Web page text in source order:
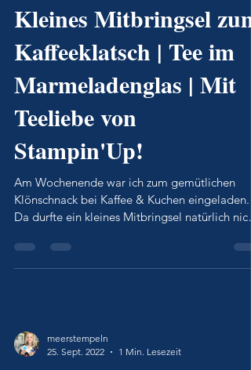
Kleines Mitbringsel zum
Kaffeeklatsch | Tee im
Marmeladenglas | Mit
Teeliebe von
Stampin'Up!
Am Wochenende war ich zum gemütlichen
Klönschnack bei Kaffee & Kuchen eingeladen.
Da durfte ein kleines Mitbringsel natürlich nicht
meerstempeln
25. Sept. 2022
1 Min. Lesezeit